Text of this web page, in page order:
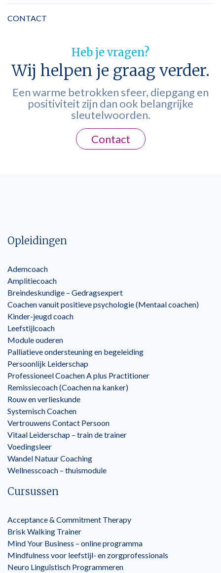
CONTACT
Heb je vragen?
Wij helpen je graag verder.
Een warme betrokken sfeer, diepgang en
positiviteit zijn dan ook belangrijke
sleutelwoorden.
Contact
Opleidingen
Ademcoach
Amplitiecoach
Breindeskundige – Gedragsexpert
Coachen vanuit positieve psychologie (Mentaal coachen)
Kinder-jeugd coach
Leefstijlcoach
Module ouderen
Palliatieve ondersteuning en begeleiding
Persoonlijk Leiderschap
Professioneel Coachen A plus Practitioner
Remissiecoach (Coachen na kanker)
Rouw en verlieskunde
Systemisch Coachen
Vertrouwens Contact Persoon
Vitaal Leiderschap – train de trainer
Voedingsleer
Wandel Natuur Coaching
Wellnesscoach – thuismodule
Cursussen
Acceptance & Commitment Therapy
Brisk Walking Trainer
Mind Your Business – online programma
Mindfulness voor leefstijl- en zorgprofessionals
Neuro Linguïstisch Programmeren